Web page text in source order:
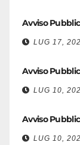
Avviso
LUG 17,
Avviso
LUG 10,
Avviso
LUG 10,